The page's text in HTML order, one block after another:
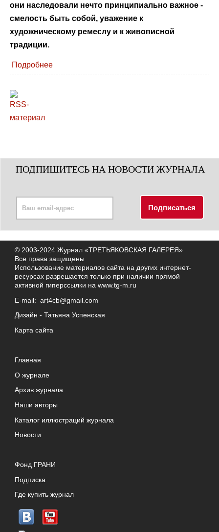
они наследовали нечто принципиально важное -
смелость быть собой, уважение к
художническому ремеслу и к живописной
традиции.
Подробнее
ПОДПИШИТЕСЬ НА НОВОСТИ ЖУРНАЛА
© 2003-2024 Журнал «ТРЕТЬЯКОВСКАЯ ГАЛЕРЕЯ»
Все права защищены
Использование материалов сайта на других интернет-
ресурсах разрешается только при наличии прямой
активной гиперссылки на www.tg-m.ru
E-mail: art4cb@gmail.com
Дизайн - Татьяна Успенская
Карта сайта
Главная
О журнале
Архив журнала
Наши авторы
Каталог иллюстраций журнала
Новости
Фонд ГРАНИ
Подписка
Где купить журнал